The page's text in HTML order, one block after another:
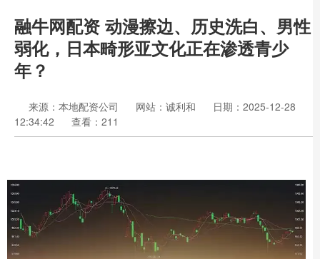
融牛网配资 动漫擦边、历史洗白、男性
弱化，日本畸形亚文化正在渗透青少
年？
来源：本地配资公司 网站：诚利和
日期：2025-12-28
12:34:42
查看：211